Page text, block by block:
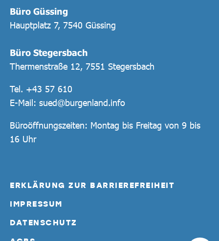
Büro Güssing
Hauptplatz 7, 7540 Güssing
Büro Stegersbach
Thermenstraße 12, 7551 Stegersbach
Tel. +43 57 610
E-Mail: sued@burgenland.info
Büroöffnungszeiten: Montag bis Freitag von 9 bis
16 Uhr
ERKLÄRUNG ZUR BARRIEREFREIHEIT
IMPRESSUM
DATENSCHUTZ